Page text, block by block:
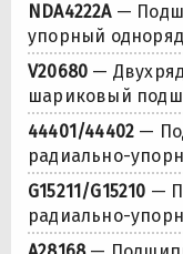
NDA4222A—
упорный
V20680 —
шариковый
44401/44402 —
радиально-
G15211/G15210 —
радиально-